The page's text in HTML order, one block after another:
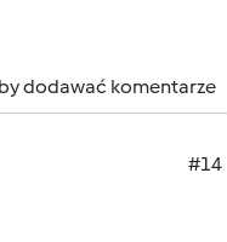
dodawać komentarze
#14